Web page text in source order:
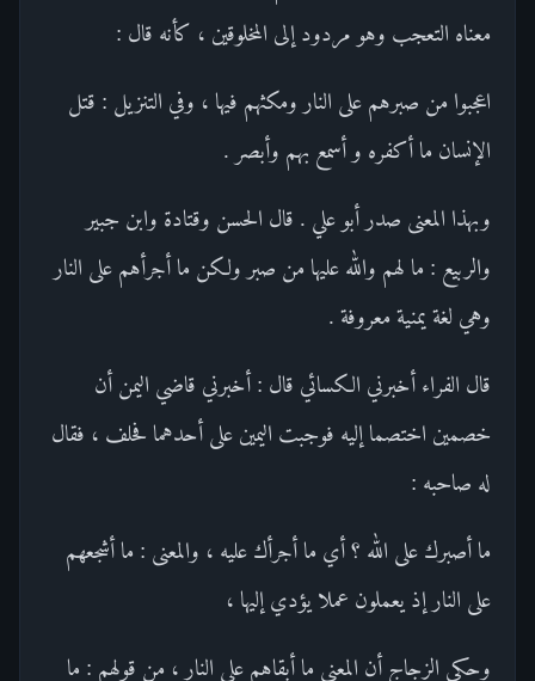
معناه التعجب وهو مردود إلى المخلوقين ، كأنه قال :
اعجبوا من صبرهم على النار ومكثهم فيها ، وفي التنزيل : قتل
الإنسان ما أكفره و أسمع بهم وأبصر .
وبهذا المعنى صدر أبو علي . قال الحسن وقتادة وابن جبير
والربيع : ما لهم والله عليها من صبر ولكن ما أجرأهم على النار
وهي لغة يمنية معروفة .
قال الفراء أخبرني الكسائي قال : أخبرني قاضي اليمن أن
خصمين اختصما إليه فوجبت اليمين على أحدهما فحلف ، فقال
له صاحبه :
ما أصبرك على الله ؟ أي ما أجرأك عليه ، والمعنى : ما أشجعهم
على النار إذ يعملون عملا يؤدي إليها ،
وحكى الزجاج أن المعنى ما أبقاهم على النار ، من قولهم : ما